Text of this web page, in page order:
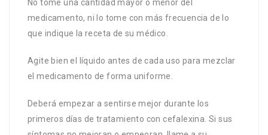
No tome una cantidad mayor o menor del
medicamento, ni lo tome con más frecuencia de lo
que indique la receta de su médico.
Agite bien el líquido antes de cada uso para mezclar
el medicamento de forma uniforme.
Deberá empezar a sentirse mejor durante los
primeros días de tratamiento con cefalexina. Si sus